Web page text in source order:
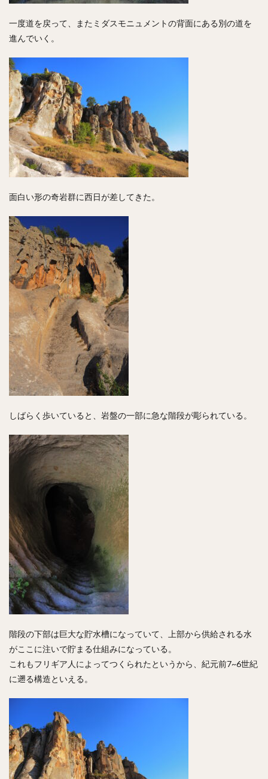
一度道を戻って、またミダスモニュメントの背面にある別の道を
進んでいく。
面白い形の奇岩群に西日が差してきた。
しばらく歩いていると、岩盤の一部に急な階段が彫られている。
階段の下部は巨大な貯水槽になっていて、上部から供給される水
がここに注いで貯まる仕組みになっている。
これもフリギア人によってつくられたというから、紀元前7~6世紀
に遡る構造といえる。